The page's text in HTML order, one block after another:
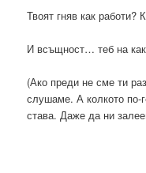
Твоят гняв как работи?
И всъщност… теб на
(Ако преди не сме ти
слушаме. А колкото по-
става. Даже да ни